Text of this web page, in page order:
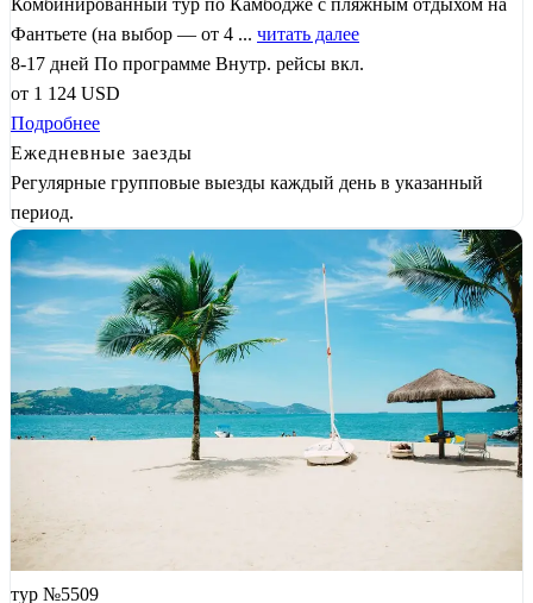
Фантьете (на выбор — от 4 ... читать далее
8-17 дней По программе Внутр. рейсы вкл.
от 1 124 USD
Подробнее
Ежедневные заезды
Регулярные групповые выезды каждый день в указанный
период.
тур №5509